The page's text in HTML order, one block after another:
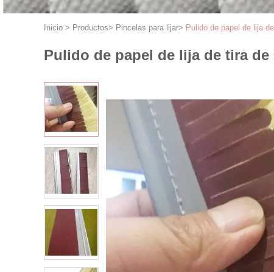
Inicio > Productos> Pincelas para lijar> Pulido de papel de lija
Pulido de papel de lija de tira